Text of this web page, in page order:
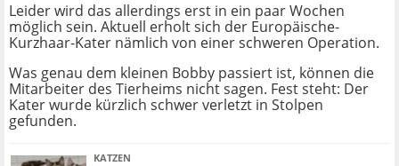
Leider wird das allerdings erst in ein paar Wochen
möglich sein. Aktuell erholt sich der Europäische-
Kurzhaar-Kater nämlich von einer schweren Operation.
Was genau dem kleinen Bobby passiert ist, können die
Mitarbeiter des Tierheims nicht sagen. Fest steht: Der
Kater wurde kürzlich schwer verletzt in Stolpen
gefunden.
KATZEN